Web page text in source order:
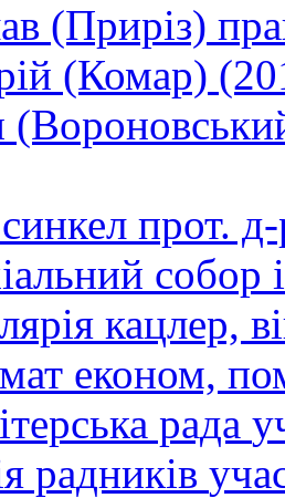
(Приріз)
(Комар)
прот.
собор
кацлер,
економ,
рада
радників